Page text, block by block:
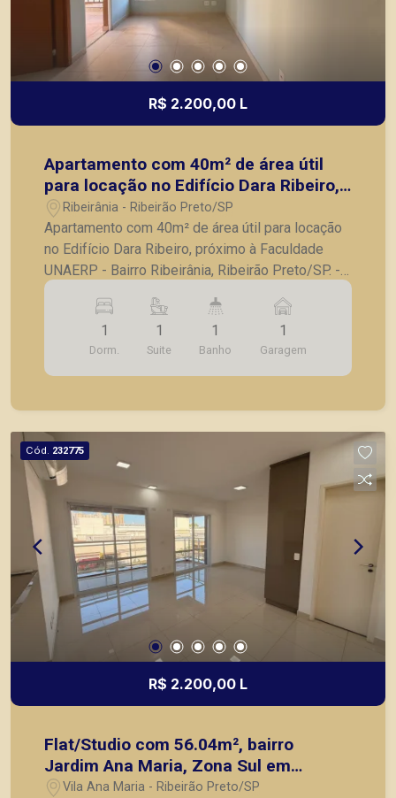
R$ 2.200,00 L
Apartamento com 40m² de área útil
para locação no Edifício Dara Ribeiro,
próximo à Faculdade UNAERP - Bairro
Ribeirânia, Ribeirão Preto/SP.
Ribeirânia - Ribeirão Preto/SP
Apartamento com 40m² de área útil para locação
no Edifício Dara Ribeiro, próximo à Faculdade
UNAERP - Bairro Ribeirânia, Ribeirão Preto/SP. -
40m² de área útil; - 1 suíte com armários; - 1 Sala
2 ambientes; - 1 Cozinha e área de serviço
planejadas; - 1 Sacada - 1 vaga de garagem.
Prédio Novo, recém entregue. A Piramid tem
como objetivo atender seus clientes com
principais lançamentos da cidade de Ribeirão
Preto.
1
Dorm.
1
Suite
1
Banho
1
Garagem
Cód. 232775
R$ 2.200,00 L
Flat/Studio com 56.04m², bairro
Jardim Ana Maria, Zona Sul em
Ribeirão Preto/SP.
Vila Ana Maria - Ribeirão Preto/SP